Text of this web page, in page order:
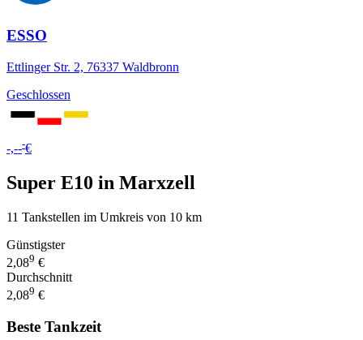
ESSO
Ettlinger Str. 2, 76337 Waldbronn
Geschlossen
-,---€
Super E10 in Marxzell
11 Tankstellen im Umkreis von 10 km
Günstigster
2,089 €
Durchschnitt
2,089 €
Beste Tankzeit